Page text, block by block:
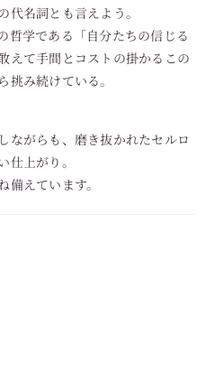
名詞とも言えよう。
学である「自分たちの信じる
えて手間とコストの掛かるこの
み続けている。
ながらも、磨き抜かれたセルロ
仕上がり。
えています。